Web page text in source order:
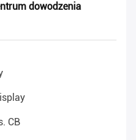
dowodzenia
CB